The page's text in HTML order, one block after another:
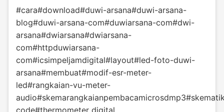
#cara#download#duwi-arsana#duwi-arsana-
blog#duwi-arsana-com#duwiarsana-com#dwi-
arsana#dwiarsana#dwiarsana-
com#httpduwiarsana-
com#icsimpeljamdigital#layout#led-foto-duwi-
arsana#membuat#modif-esr-meter-
led#rangkaian-vu-meter-
audio#skemarangkaianpembacamicrosdmp3